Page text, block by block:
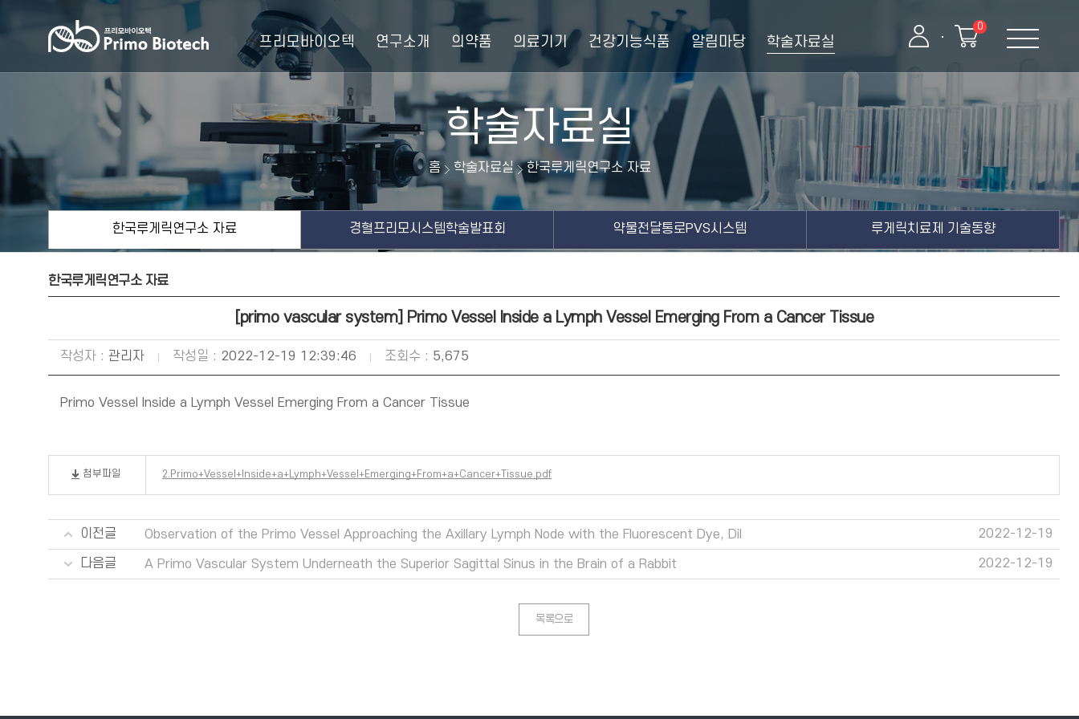
프리모바이오텍
부설연구소 오시는길
연구소개
사업화전략 프리모바이오텍 플랫폼 기술
의약품
메카신 면역채움황금단 오공약침
의료기기 건강기능식품
기억력앤면역력 프리모코큐텐 영묘사향단 유황단삼양파즙
알림마당
공지사항 자주묻는질문 미확인입금자
학술자료실
한국루게릭연구소 자료 경혈프리모시스템학술발표회 약물전달통로PVS시스템 루게릭치료제 기술동향
0
학술자료실
홈 학술자료실 한국루게릭연구소 자료
한국루게릭연구소 자료 경혈프리모시스템학술발표회 약물전달통로PVS시스템 루게릭치료제 기술동향
한국루게릭연구소 자료
[primo vascular system] Primo Vessel Inside a Lymph Vessel Emerging From a Cancer Tissue
작성자 : 관리자 작성일 : 2022-12-19 12:39:46 조회수 : 5,675
Primo Vessel Inside a Lymph Vessel Emerging From a Cancer Tissue
첨부파일 2.Primo+Vessel+Inside+a+Lymph+Vessel+Emerging+From+a+Cancer+Tissue.pdf
이전글 Observation of the Primo Vessel Approaching the Axillary Lymph Node with the Fluorescent Dye, DiI 2022-12-19
다음글 A Primo Vascular System Underneath the Superior Sagittal Sinus in the Brain of a Rabbit 2022-12-19
목록으로